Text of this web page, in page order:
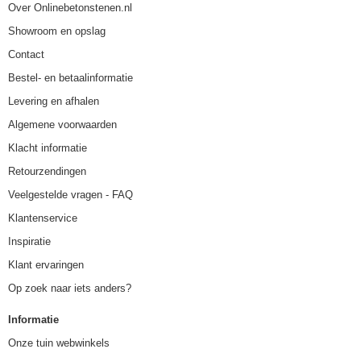
Over Onlinebetonstenen.nl
Showroom en opslag
Contact
Bestel- en betaalinformatie
Levering en afhalen
Algemene voorwaarden
Klacht informatie
Retourzendingen
Veelgestelde vragen - FAQ
Klantenservice
Inspiratie
Klant ervaringen
Op zoek naar iets anders?
Informatie
Onze tuin webwinkels